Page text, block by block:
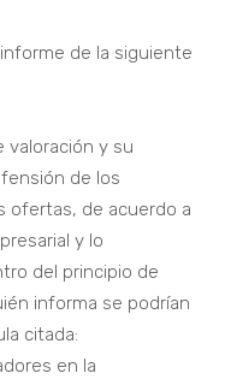
de la siguiente
valoración y su
de los
ofertas, de acuerdo a
y lo
del principio de
informa se podrían
citada:
en la